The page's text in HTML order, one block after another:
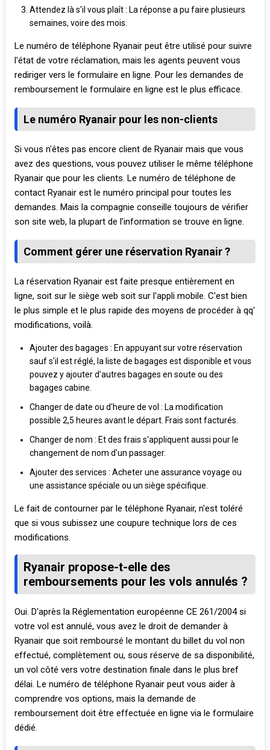
Attendez là s'il vous plaît : La réponse a pu faire plusieurs
semaines, voire des mois.
Le numéro de téléphone Ryanair peut être utilisé pour suivre
l'état de votre réclamation, mais les agents peuvent vous
rediriger vers le formulaire en ligne. Pour les demandes de
remboursement le formulaire en ligne est le plus efficace.
Le numéro Ryanair pour les non-clients
Si vous n'êtes pas encore client de Ryanair mais que vous
avez des questions, vous pouvez utiliser le même téléphone
Ryanair que pour les clients. Le numéro de téléphone de
contact Ryanair est le numéro principal pour toutes les
demandes. Mais la compagnie conseille toujours de vérifier
son site web, la plupart de l’information se trouve en ligne.
Comment gérer une réservation Ryanair ?
La réservation Ryanair est faite presque entièrement en
ligne, soit sur le siège web soit sur l'appli mobile. C'est bien
le plus simple et le plus rapide des moyens de procéder à qq'
modifications, voilà.
Ajouter des bagages : En appuyant sur votre réservation
sauf s'il est réglé, la liste de bagages est disponible et vous
pouvez y ajouter d'autres bagages en soute ou des
bagages cabine.
Changer de date ou d'heure de vol : La modification
possible 2,5 heures avant le départ. Frais sont facturés.
Changer de nom : Et des frais s'appliquent aussi pour le
changement de nom d'un passager.
Ajouter des services : Acheter une assurance voyage ou
une assistance spéciale ou un siège spécifique.
Le fait de contourner par le téléphone Ryanair, n'est toléré
que si vous subissez une coupure technique lors de ces
modifications.
Ryanair propose-t-elle des
remboursements pour les vols annulés ?
Oui. D'après la Réglementation européenne CE 261/2004 si
votre vol est annulé, vous avez le droit de demander à
Ryanair que soit remboursé le montant du billet du vol non
effectué, complètement ou, sous réserve de sa disponibilité,
un vol côté vers votre destination finale dans le plus bref
délai. Le numéro de téléphone Ryanair peut vous aider à
comprendre vos options, mais la demande de
remboursement doit être effectuée en ligne via le formulaire
dédié.